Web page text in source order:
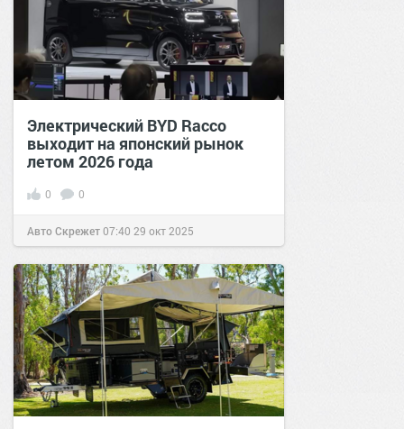
Электрический BYD Racco
выходит на японский рынок
летом 2026 года
0 0
Авто Скрежет07:40 29 окт 2025